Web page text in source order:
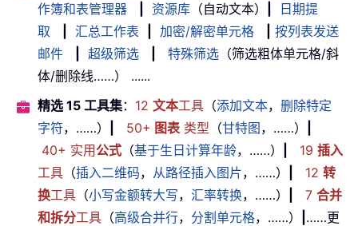
作簿和表管理器
资源库 （自动文本）
日期提
取
汇总工作表 加密/解密单元格
按列表发送
邮件
超级筛选 特殊筛选 （筛选粗体单元格/斜
体/删除线……） ......
精选 15 工具集： 12 文本工具 （添加文本， 删除特定
字符，……） 50+ 图表类型 （甘特图 ，……）
40+ 实用公式 （基于生日计算年龄，……） 19 插入
工具 （插入二维码， 从路径插入图片，……） 12 转
换工具 （小写金额转大写， 汇率转换，……） 7 合并
和拆分工具 （高级合并行， 分割单元格，……）
……更